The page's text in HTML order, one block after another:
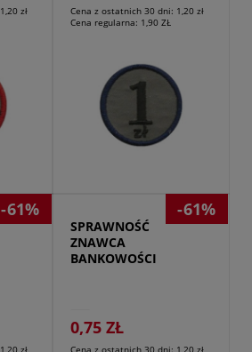
1,20 zł
Cena z ostatnich 30 dni: 1,20 zł
Cena regularna: 1,90 ZŁ
1,20 zł
-61%
SPRAWNOŚĆ
ZNAWCA
BANKOWOŚCI
0,75 ZŁ
Cena z ostatnich 30 dni: 1,20 zł
-61%